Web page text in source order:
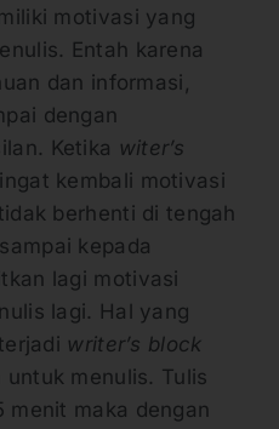
motivasi yang
Entah karena
dan informasi,
dengan
Ketika witer’s
kembali motivasi
berhenti di tengah
kepada
lagi motivasi
lagi. Hal yang
writer’s block
menulis. Tulis
menit maka dengan